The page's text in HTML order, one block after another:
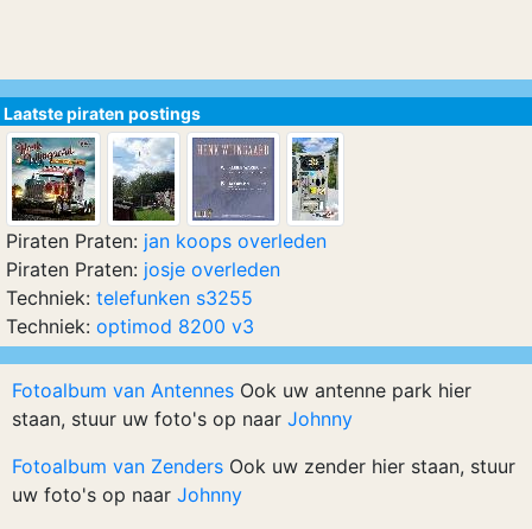
Fotoalbum van Antennes Ook uw antenne park hier
staan, stuur uw foto's op naar Johnny
Fotoalbum van Zenders Ook uw zender hier staan, stuur
uw foto's op naar Johnny
Laatste piraten postings
Piraten Praten: jan koops overleden
Piraten Praten: josje overleden
Techniek: telefunken s3255
Techniek: optimod 8200 v3